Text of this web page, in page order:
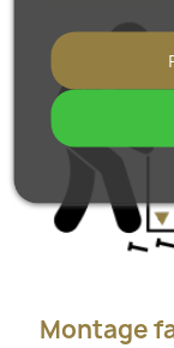
Montage